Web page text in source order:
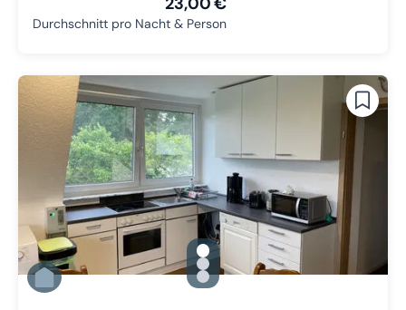
Durchschnitt pro Nacht & Person
gallery.slide_selector
Zu Slide 1 wechseln
Zu Slide 2 wechseln
Zu Slide 3 wechseln